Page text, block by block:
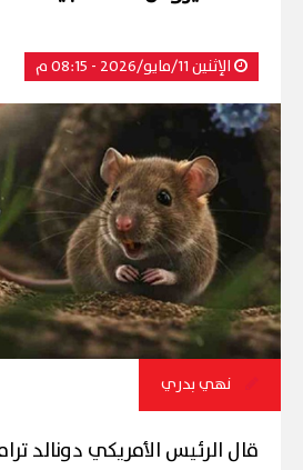
الإثنين 11/مايو/2026 - 08:15 م
نهي بدري
قال الرئيس الأمريكي دونالد